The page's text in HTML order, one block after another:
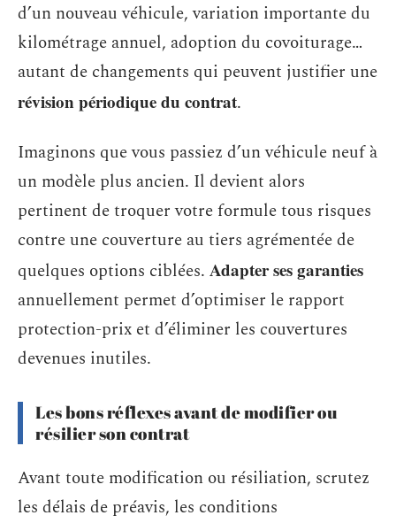
d’un nouveau véhicule, variation importante du
kilométrage annuel, adoption du covoiturage…
autant de changements qui peuvent justifier une
révision périodique du contrat.
Imaginons que vous passiez d’un véhicule neuf à
un modèle plus ancien. Il devient alors
pertinent de troquer votre formule tous risques
contre une couverture au tiers agrémentée de
quelques options ciblées. Adapter ses garanties
annuellement permet d’optimiser le rapport
protection-prix et d’éliminer les couvertures
devenues inutiles.
Les bons réflexes avant de modifier ou
résilier son contrat
Avant toute modification ou résiliation, scrutez
les délais de préavis, les conditions